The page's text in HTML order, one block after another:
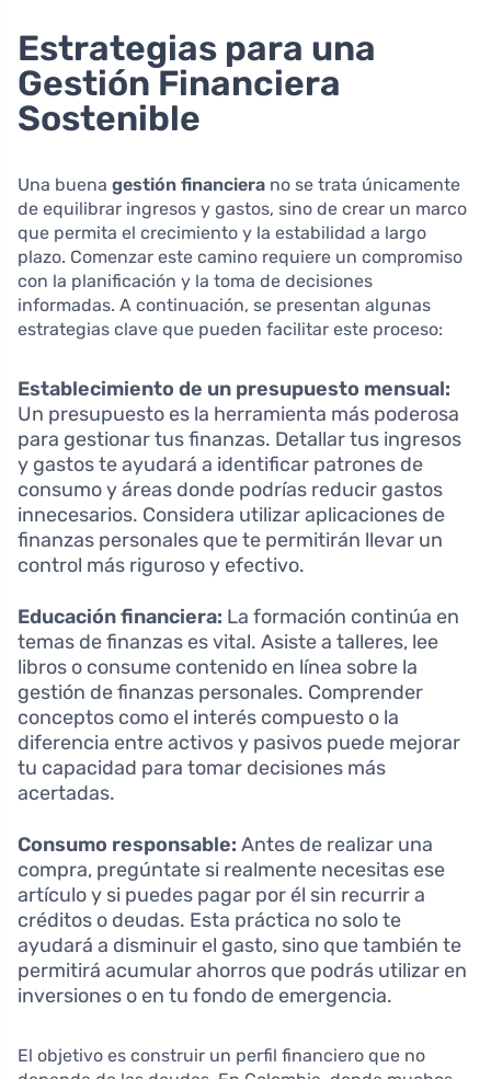
Estrategias para una
Gestión Financiera
Sostenible
Una buena gestión financiera no se trata únicamente
de equilibrar ingresos y gastos, sino de crear un marco
que permita el crecimiento y la estabilidad a largo
plazo. Comenzar este camino requiere un compromiso
con la planificación y la toma de decisiones
informadas. A continuación, se presentan algunas
estrategias clave que pueden facilitar este proceso:
Establecimiento de un presupuesto mensual:
Un presupuesto es la herramienta más poderosa
para gestionar tus finanzas. Detallar tus ingresos
y gastos te ayudará a identificar patrones de
consumo y áreas donde podrías reducir gastos
innecesarios. Considera utilizar aplicaciones de
finanzas personales que te permitirán llevar un
control más riguroso y efectivo.
Educación financiera: La formación continúa en
temas de finanzas es vital. Asiste a talleres, lee
libros o consume contenido en línea sobre la
gestión de finanzas personales. Comprender
conceptos como el interés compuesto o la
diferencia entre activos y pasivos puede mejorar
tu capacidad para tomar decisiones más
acertadas.
Consumo responsable: Antes de realizar una
compra, pregúntate si realmente necesitas ese
artículo y si puedes pagar por él sin recurrir a
créditos o deudas. Esta práctica no solo te
ayudará a disminuir el gasto, sino que también te
permitirá acumular ahorros que podrás utilizar en
inversiones o en tu fondo de emergencia.
El objetivo es construir un perfil financiero que no